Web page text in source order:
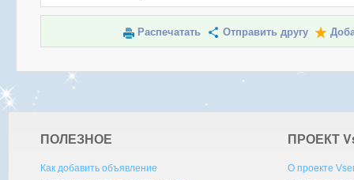
Распечатать Отправить другу
ПОЛЕЗНОЕ
Как добавить объявление
ПРОЕКТ V
О проекте